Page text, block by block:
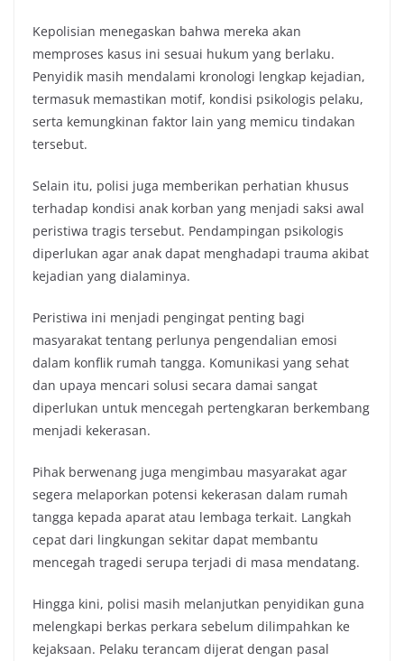
Kepolisian menegaskan bahwa mereka akan
memproses kasus ini sesuai hukum yang berlaku.
Penyidik masih mendalami kronologi lengkap kejadian,
termasuk memastikan motif, kondisi psikologis pelaku,
serta kemungkinan faktor lain yang memicu tindakan
tersebut.
Selain itu, polisi juga memberikan perhatian khusus
terhadap kondisi anak korban yang menjadi saksi awal
peristiwa tragis tersebut. Pendampingan psikologis
diperlukan agar anak dapat menghadapi trauma akibat
kejadian yang dialaminya.
Peristiwa ini menjadi pengingat penting bagi
masyarakat tentang perlunya pengendalian emosi
dalam konflik rumah tangga. Komunikasi yang sehat
dan upaya mencari solusi secara damai sangat
diperlukan untuk mencegah pertengkaran berkembang
menjadi kekerasan.
Pihak berwenang juga mengimbau masyarakat agar
segera melaporkan potensi kekerasan dalam rumah
tangga kepada aparat atau lembaga terkait. Langkah
cepat dari lingkungan sekitar dapat membantu
mencegah tragedi serupa terjadi di masa mendatang.
Hingga kini, polisi masih melanjutkan penyidikan guna
melengkapi berkas perkara sebelum dilimpahkan ke
kejaksaan. Pelaku terancam dijerat dengan pasal